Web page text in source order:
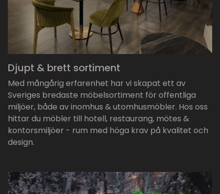
Djupt & brett sortiment
Med mångårig erfarenhet har vi skapat ett av
Sveriges bredaste möbelsortiment för offentliga
miljöer, både av inomhus & utomhusmöbler. Hos oss
hittar du möbler till hotell, restaurang, mötes &
kontorsmiljöer - rum med höga krav på kvalitet och
design.